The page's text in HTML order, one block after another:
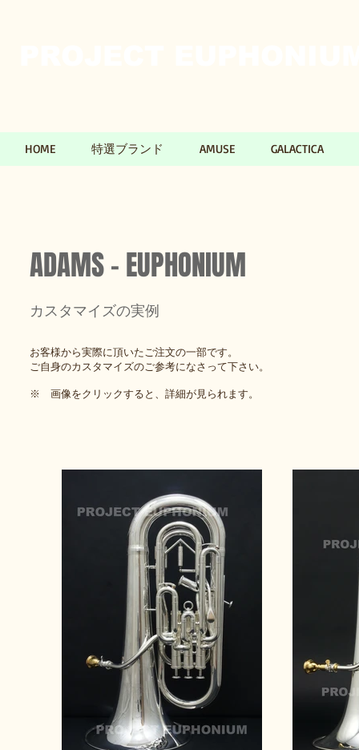
HOME 特選ブランド AMUSE GALACTICA
ADAMS - EUPHONIUM
カスタマイズの実例
お客様から実際に頂いたご注文の一部です。
ご自身のカスタマイズのご参考になさって下さい。
※ 画像をクリックすると、詳細が見られます。